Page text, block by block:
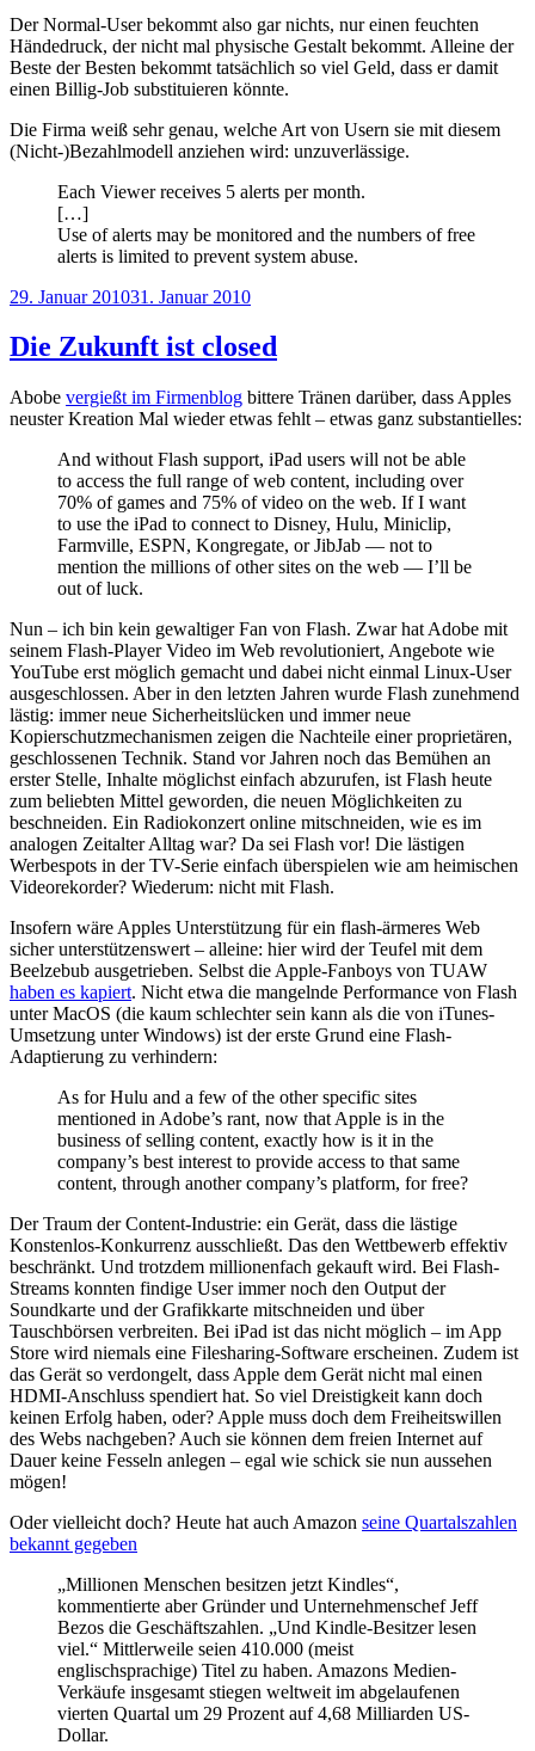
Der Normal-User bekommt also gar nichts, nur einen feuchten
Händedruck, der nicht mal physische Gestalt bekommt. Alleine der
Beste der Besten bekommt tatsächlich so viel Geld, dass er damit
einen Billig-Job substituieren könnte.
Die Firma weiß sehr genau, welche Art von Usern sie mit diesem
(Nicht-)Bezahlmodell anziehen wird: unzuverlässige.
Each Viewer receives 5 alerts per month.
[…]
Use of alerts may be monitored and the numbers of free
alerts is limited to prevent system abuse.
Veröffentlicht
29. Januar 201031. Januar 2010
Die Zukunft ist closed
Abobe vergießt im Firmenblog bittere Tränen darüber, dass Apples
neuster Kreation Mal wieder etwas fehlt – etwas ganz substantielles:
And without Flash support, iPad users will not be able
to access the full range of web content, including over
70% of games and 75% of video on the web. If I want
to use the iPad to connect to Disney, Hulu, Miniclip,
Farmville, ESPN, Kongregate, or JibJab — not to
mention the millions of other sites on the web — I’ll be
out of luck.
Nun – ich bin kein gewaltiger Fan von Flash. Zwar hat Adobe mit
seinem Flash-Player Video im Web revolutioniert, Angebote wie
YouTube erst möglich gemacht und dabei nicht einmal Linux-User
ausgeschlossen. Aber in den letzten Jahren wurde Flash zunehmend
lästig: immer neue Sicherheitslücken und immer neue
Kopierschutzmechanismen zeigen die Nachteile einer proprietären,
geschlossenen Technik. Stand vor Jahren noch das Bemühen an
erster Stelle, Inhalte möglichst einfach abzurufen, ist Flash heute
zum beliebten Mittel geworden, die neuen Möglichkeiten zu
beschneiden. Ein Radiokonzert online mitschneiden, wie es im
analogen Zeitalter Alltag war? Da sei Flash vor! Die lästigen
Werbespots in der TV-Serie einfach überspielen wie am heimischen
Videorekorder? Wiederum: nicht mit Flash.
Insofern wäre Apples Unterstützung für ein flash-ärmeres Web
sicher unterstützenswert – alleine: hier wird der Teufel mit dem
Beelzebub ausgetrieben. Selbst die Apple-Fanboys von TUAW
haben es kapiert. Nicht etwa die mangelnde Performance von Flash
unter MacOS (die kaum schlechter sein kann als die von iTunes-
Umsetzung unter Windows) ist der erste Grund eine Flash-
Adaptierung zu verhindern:
As for Hulu and a few of the other specific sites
mentioned in Adobe’s rant, now that Apple is in the
business of selling content, exactly how is it in the
company’s best interest to provide access to that same
content, through another company’s platform, for free?
Der Traum der Content-Industrie: ein Gerät, dass die lästige
Konstenlos-Konkurrenz ausschließt. Das den Wettbewerb effektiv
beschränkt. Und trotzdem millionenfach gekauft wird. Bei Flash-
Streams konnten findige User immer noch den Output der
Soundkarte und der Grafikkarte mitschneiden und über
Tauschbörsen verbreiten. Bei iPad ist das nicht möglich – im App
Store wird niemals eine Filesharing-Software erscheinen. Zudem ist
das Gerät so verdongelt, dass Apple dem Gerät nicht mal einen
HDMI-Anschluss spendiert hat. So viel Dreistigkeit kann doch
keinen Erfolg haben, oder? Apple muss doch dem Freiheitswillen
des Webs nachgeben? Auch sie können dem freien Internet auf
Dauer keine Fesseln anlegen – egal wie schick sie nun aussehen
mögen!
Oder vielleicht doch? Heute hat auch Amazon seine Quartalszahlen
bekannt gegeben
„Millionen Menschen besitzen jetzt Kindles“,
kommentierte aber Gründer und Unternehmenschef Jeff
Bezos die Geschäftszahlen. „Und Kindle-Besitzer lesen
viel.“ Mittlerweile seien 410.000 (meist
englischsprachige) Titel zu haben. Amazons Medien-
Verkäufe insgesamt stiegen weltweit im abgelaufenen
vierten Quartal um 29 Prozent auf 4,68 Milliarden US-
Dollar.